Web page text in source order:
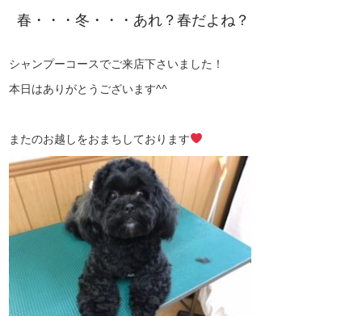
春・・・冬・・・あれ？春だよね？
シャンプーコースでご来店下さいました！
本日はありがとうございます^^
またのお越しをおまちしております